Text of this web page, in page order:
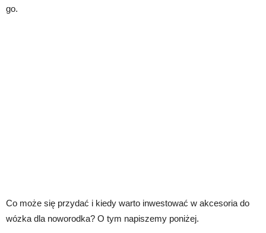
go.
Co może się przydać i kiedy warto inwestować w akcesoria do
wózka dla noworodka? O tym napiszemy poniżej.